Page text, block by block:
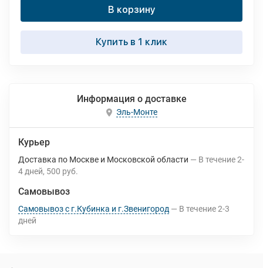
В корзину
Купить в 1 клик
Информация о доставке
Эль-Монте
Курьер
Доставка по Москве и Московской области В течение2-
4 дней 500 руб.
Самовывоз
Самовывоз с г.Кубинка и г.Звенигород В течение2-3
дней